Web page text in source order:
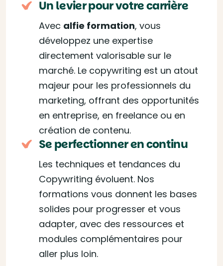
Un levier pour votre carrière
Avec alfie formation, vous
développez une expertise
directement valorisable sur le
marché. Le copywriting est un atout
majeur pour les professionnels du
marketing, offrant des opportunités
en entreprise, en freelance ou en
création de contenu.
Se perfectionner en continu
Les techniques et tendances du
Copywriting évoluent. Nos
formations vous donnent les bases
solides pour progresser et vous
adapter, avec des ressources et
modules complémentaires pour
aller plus loin.